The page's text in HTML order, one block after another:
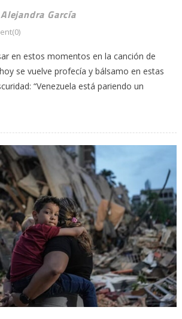
Alejandra García
en estos momentos en la canción de
se vuelve profecía y bálsamo en estas
“Venezuela está pariendo un